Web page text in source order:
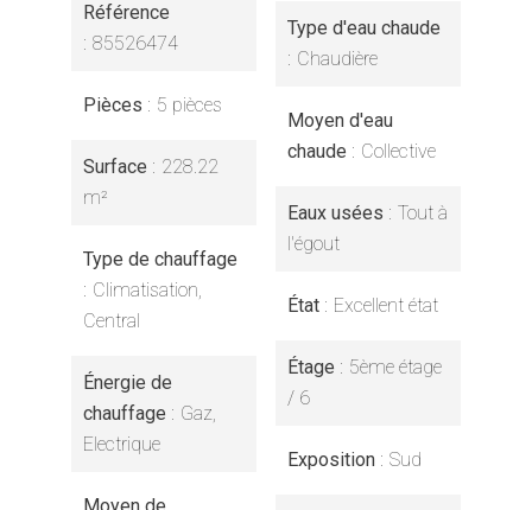
Référence
85526474
Pièces 5 pièces
Surface
228.22
m²
Type de chauffage
Climatisation,
Central
Énergie de
chauffage
Gaz,
Electrique
Type d'eau chaude
Chaudière
Moyen d'eau
chaude
Collective
Eaux usées
Tout à
l'égout
État Excellent état
Étage
5ème étage
/ 6
Exposition Sud